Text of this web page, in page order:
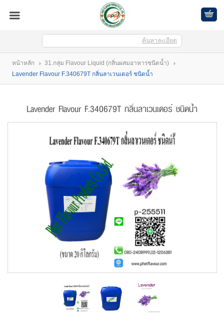
สินค้าที่สนใจ( 0 )
ขั้นตอนการสั่งซื้อ
แจ้งชำระเงิน
ค้นหาละเอียด
หน้าหลัก
31.กลุ่ม Flavour Liquid (กลิ่นผสมอาหารชนิดน้ำ)
Lavender Flavour F.340679T กลิ่นลาเวนเดอร์ ชนิดน้ำ
Lavender Flavour F.340679T กลิ่นลาเวนเดอร์ ชนิดน้ำ